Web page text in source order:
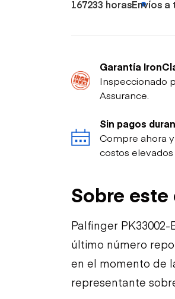
167233 horasEnvíos a
Garantía
Inspeccionado
Assurance.
Sin pagos
Compre ahora
costos
Sobre
Palfinger
último número
en el momento de
representante